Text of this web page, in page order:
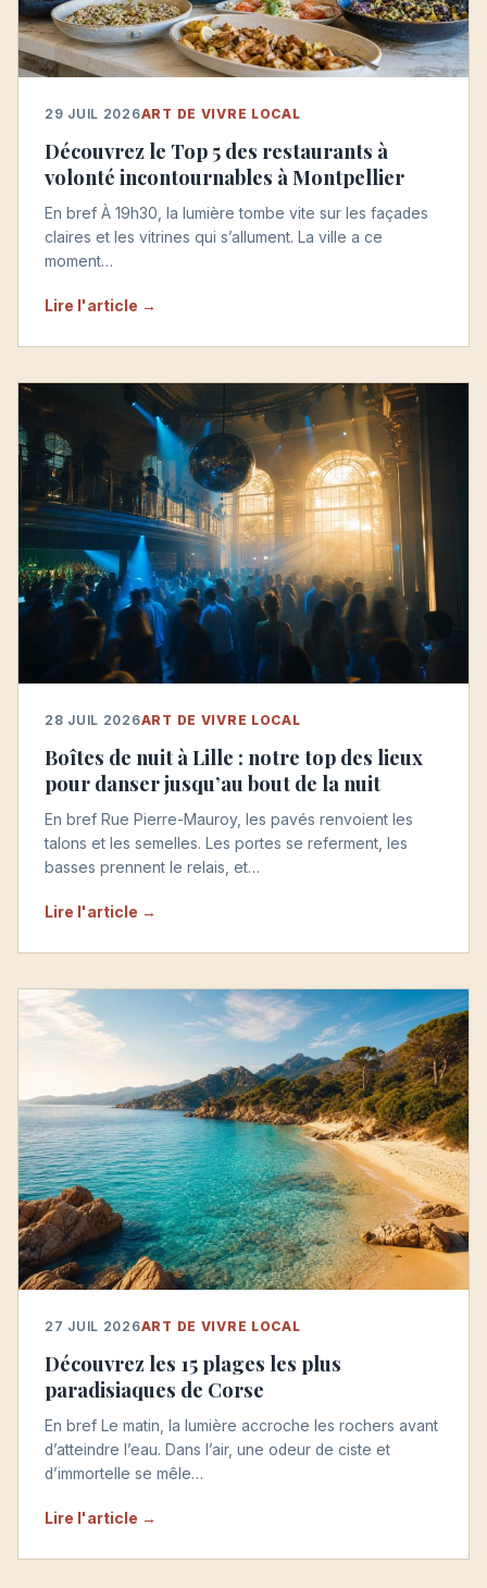
29 JUIL 2026ART DE VIVRE LOCAL
Découvrez le Top 5 des restaurants à
volonté incontournables à Montpellier
En bref À 19h30, la lumière tombe vite sur les façades
claires et les vitrines qui s’allument. La ville a ce
moment…
Lire l'article →
28 JUIL 2026ART DE VIVRE LOCAL
Boîtes de nuit à Lille : notre top des lieux
pour danser jusqu’au bout de la nuit
En bref Rue Pierre-Mauroy, les pavés renvoient les
talons et les semelles. Les portes se referment, les
basses prennent le relais, et…
Lire l'article →
27 JUIL 2026ART DE VIVRE LOCAL
Découvrez les 15 plages les plus
paradisiaques de Corse
En bref Le matin, la lumière accroche les rochers avant
d’atteindre l’eau. Dans l’air, une odeur de ciste et
d’immortelle se mêle…
Lire l'article →